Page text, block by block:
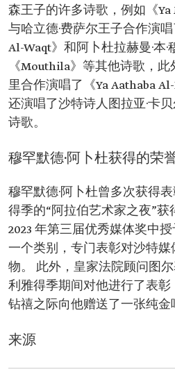
森王子的许多诗歌，例如《
与哈立德·费萨尔王子合作演
Al-Waqt》和阿卜杜拉赫曼·本·
《Mouthila》等其他诗歌，
里合作演唱了《Ya Aathaba
还演唱了沙特诗人图拉亚·卡
诗歌。
穆罕默德·阿卜杜获得的荣
穆罕默德·阿卜杜曾多次获得
得季的“阿拉伯艺术家之夜”
2023 年第三届优秀媒体奖中
一个类别，专门表彰对沙特
物。 此外，皇家法院顾问图尔
利雅得季期间对他进行了表彰
钻禧之际向他赠送了一张纯金
来源